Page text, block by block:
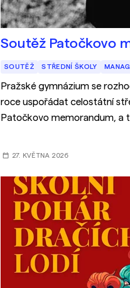
Soutěž Patočkovo
SOUTĚŽ STŘEDNÍ ŠKOLY
Pražské gymnázium se
roce uspořádat celostátní
Patočkovo memorandum, a
připomínat.
27. KVĚTNA 2026